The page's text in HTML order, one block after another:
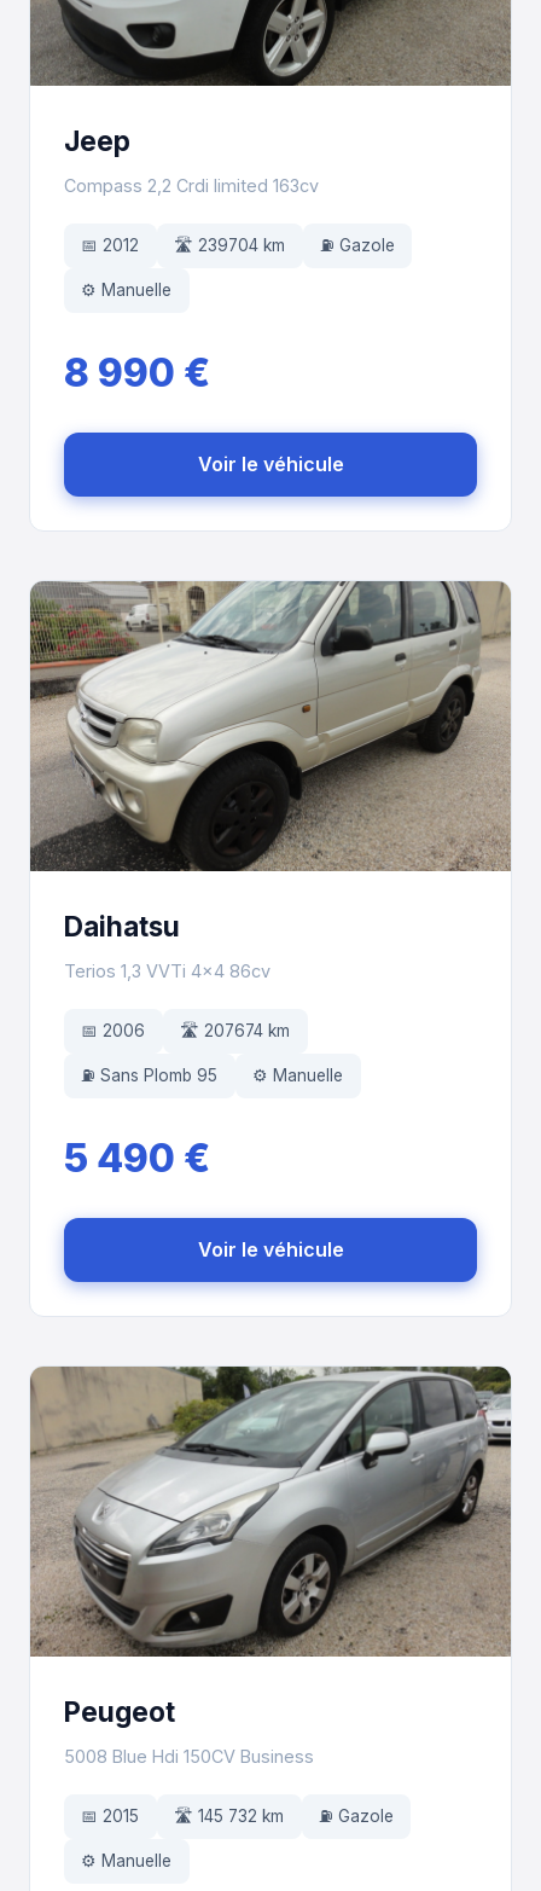
Jeep
Compass 2,2 Crdi limited 163cv
📅 2012 🛣️ 239704 km ⛽ Gazole
⚙️ Manuelle
8 990 €
Voir le véhicule
Daihatsu
Terios 1,3 VVTi 4x4 86cv
📅 2006 🛣️ 207674 km
⛽ Sans Plomb 95 ⚙️ Manuelle
5 490 €
Voir le véhicule
Peugeot
5008 Blue Hdi 150CV Business
📅 2015 🛣️ 145 732 km ⛽ Gazole
⚙️ Manuelle